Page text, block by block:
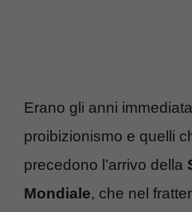
Erano gli anni
proibizionismo e quelli
precedono l’arrivo della
Mondiale, che nel